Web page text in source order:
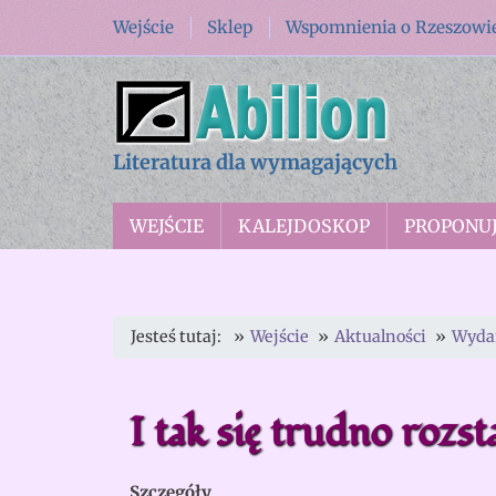
Wejście Sklep Wspomnienia o
Literatura dla wymagających
WEJŚCIE KALEJDOSKOP
Jesteś tutaj: Wejście Aktualności
I tak się trudno